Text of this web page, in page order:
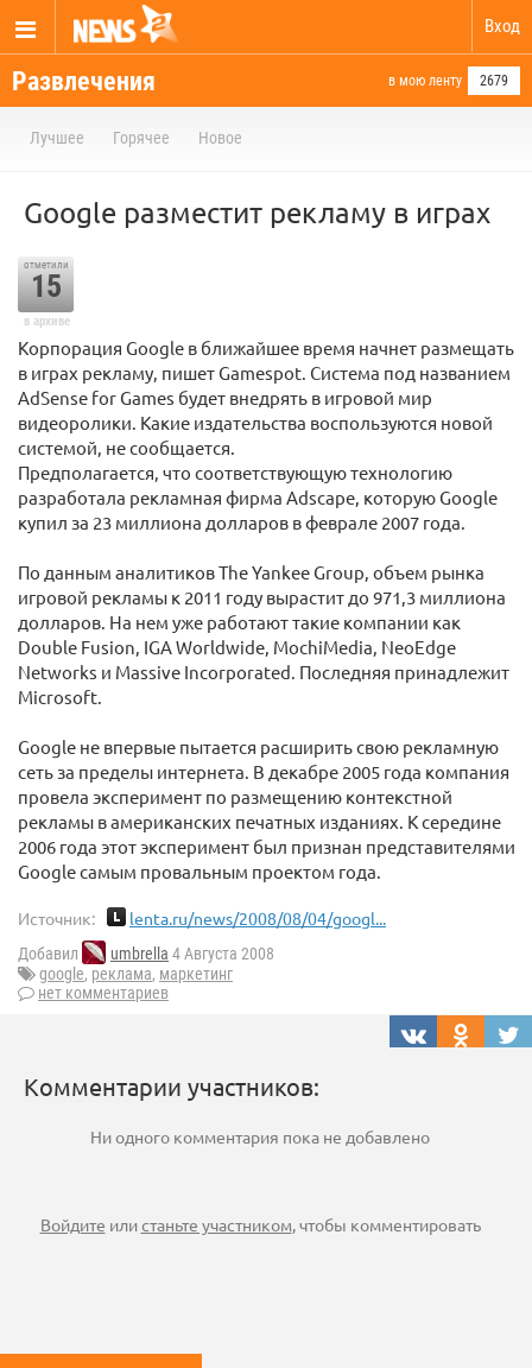
Вход
Развлечения в мою ленту 2679
Лучшее Горячее Новое
Google разместит рекламу в играх
отметили
15
в архиве
Корпорация Google в ближайшее время начнет размещать
в играх рекламу, пишет Gamespot. Система под названием
AdSense for Games будет внедрять в игровой мир
видеоролики. Какие издательства воспользуются новой
системой, не сообщается.
Предполагается, что соответствующую технологию
разработала рекламная фирма Adscape, которую Google
купил за 23 миллиона долларов в феврале 2007 года.
По данным аналитиков The Yankee Group, объем рынка
игровой рекламы к 2011 году вырастит до 971,3 миллиона
долларов. На нем уже работают такие компании как
Double Fusion, IGA Worldwide, MochiMedia, NeoEdge
Networks и Massive Incorporated. Последняя принадлежит
Microsoft.
Google не впервые пытается расширить свою рекламную
сеть за пределы интернета. В декабре 2005 года компания
провела эксперимент по размещению контекстной
рекламы в американских печатных изданиях. К середине
2006 года этот эксперимент был признан представителями
Google самым провальным проектом года.
Источник: lenta.ru/news/2008/08/04/googl...
Добавил umbrella 4 Августа 2008
google, реклама, маркетинг
нет комментариев
Комментарии участников:
Ни одного комментария пока не добавлено
Войдите илистаньте участником, чтобы комментировать